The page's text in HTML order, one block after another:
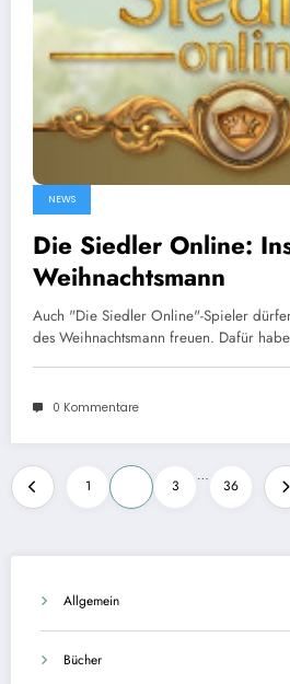
NEWS
Die Siedler Online:
Weihnachtsmann
Auch "Die Siedler Online"-Spieler
des Weihnachtsmann freuen. Dafür
0 Kommentare
Seitennummerierung
der
Beiträge
1 3
…
36
Allgemein
Bücher